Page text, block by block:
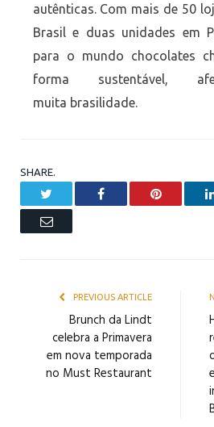
autênticas. Com mais de 50
Brasil e duas unidades em
para o mundo chocolates
forma sustentável,
muita brasilidade.
SHARE.
Facebook Pinterest
Email
PREVIOUS ARTICLE
Brunch da Lindt
celebra a Primavera
em nova temporada
no Must Restaurant